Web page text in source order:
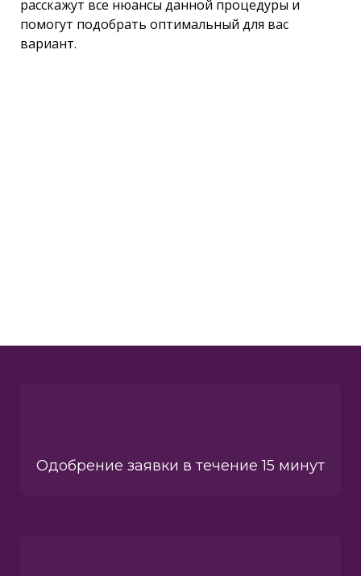
расскажут все нюансы данной процедуры и
помогут подобрать оптимальный для вас
вариант.
Одобрение заявки в течение 15 минут